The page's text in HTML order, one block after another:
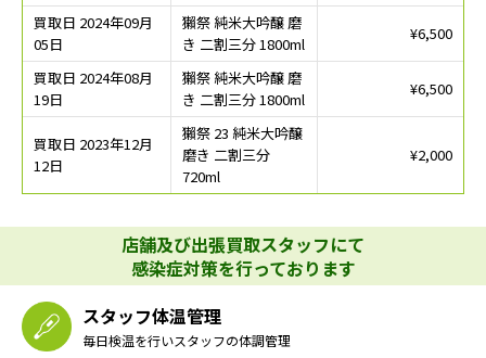
買取日 2024年09月
05日
獺祭 純米大吟醸 磨
き 二割三分 1800ml
¥6,500
買取日 2024年08月
19日
獺祭 純米大吟醸 磨
き 二割三分 1800ml
¥6,500
買取日 2023年12月
12日
獺祭 23 純米大吟醸
磨き 二割三分
720ml
¥2,000
店舗及び出張買取スタッフにて
感染症対策を行っております
スタッフ体温管理
毎日検温を行いスタッフの体調管理